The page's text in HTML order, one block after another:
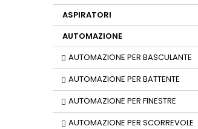
ASPIRATORI
AUTOMAZIONE
AUTOMAZIONE PER BASCULANTE
AUTOMAZIONE PER BATTENTE
AUTOMAZIONE PER FINESTRE
AUTOMAZIONE PER SCORREVOLE